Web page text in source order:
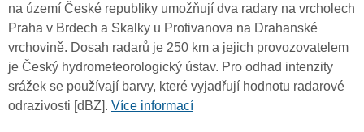
na území České republiky umožňují dva radary na vrcholech
Praha v Brdech a Skalky u Protivanova na Drahanské
vrchovině. Dosah radarů je 250 km a jejich provozovatelem
je Český hydrometeorologický ústav. Pro odhad intenzity
srážek se používají barvy, které vyjadřují hodnotu radarové
odrazivosti [dBZ]. Více informací